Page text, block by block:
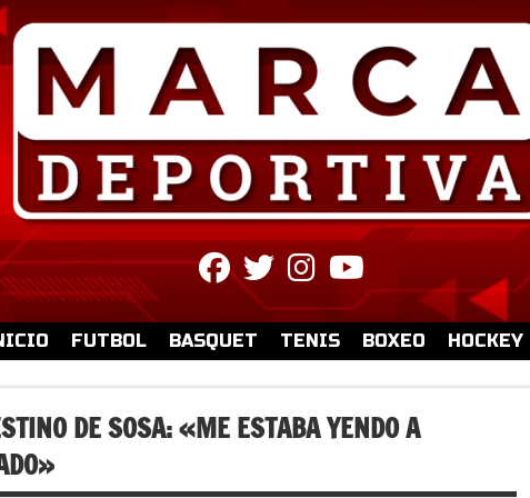
fab
fa-
facebook
fab
fa-
twitter
fab
fa-
instagram
fa-
youtube
FUTBOL BASQUET TENIS BOXEO HOCKEY
DE SOSA: «ME ESTABA YENDO A